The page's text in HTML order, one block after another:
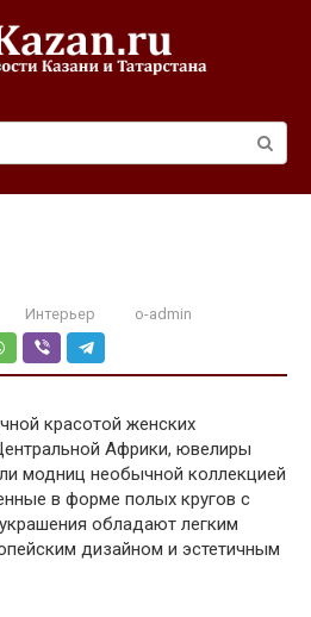
Интерьер o-admin
красотой женских
Африки, ювелиры
модниц необычной коллекцией
в форме полых кругов с
обладают легким
дизайном и эстетичным